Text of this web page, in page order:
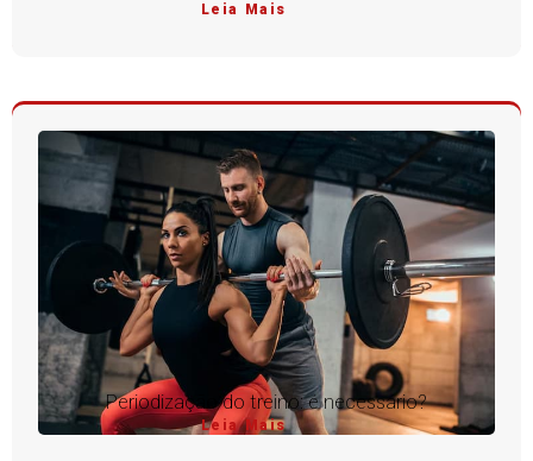
Leia Mais
Periodização do treino: é necessário?
Leia Mais